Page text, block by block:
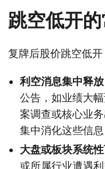
跳空低开
复牌后股价跳空低开
利空消息集中释放
公告，如业绩大
案调查或核心业
集中消化这些信
大盘或板块系统
或所属行业遭遇